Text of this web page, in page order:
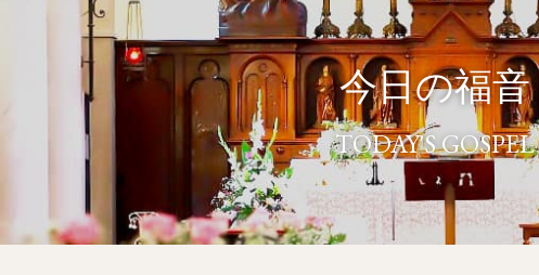
今日の福音
TODAY'S GOSPEL